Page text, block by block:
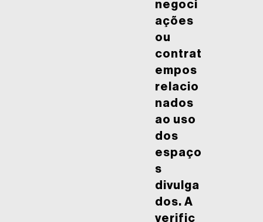
negoci
ações
ou
contrat
empos
relacio
nados
ao uso
dos
espaço
s
divulga
dos. A
verific